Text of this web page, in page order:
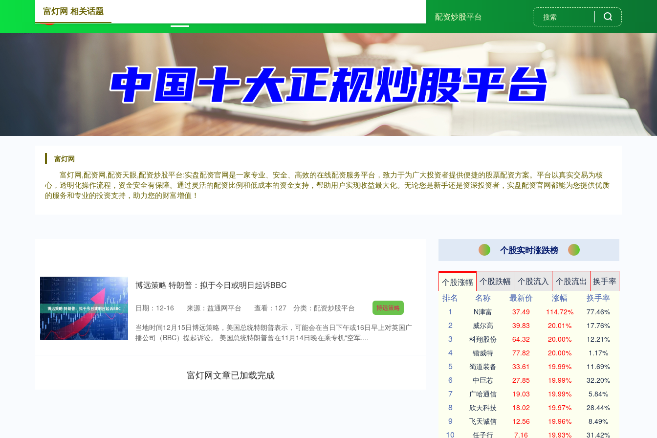
配资炒股平台
富灯网
富灯网,配资网,配资天眼,配资炒股平台:实盘配资官网是一家专业、安全、高效的在线配资服务平台，致力于为广大投资者提供便捷的股票配资方案。平台以真实交易为核
心，透明化操作流程，资金安全有保障。通过灵活的配资比例和低成本的资金支持，帮助用户实现收益最大化。无论您是新手还是资深投资者，实盘配资官网都能为您提供优质
的服务和专业的投资支持，助力您的财富增值！
富灯网 相关话题
博远策略 特朗普：拟于今日或明日起诉BBC
日期：12-16 来源：益通网平台 查看： 127 分类： 配资炒股平台 博远策略
当地时间12月15日博远策略，美国总统特朗普表示，可能会在当日下午或16日早上对英国广
播公司（BBC）提起诉讼。 美国总统特朗普曾在11月14日晚在乘专机“空军....
富灯网文章已加载完成
个股实时涨跌榜
个股涨幅 个股跌幅 个股流入 个股流出
换手率
排名
名称 最新价 涨幅
换手率
1
N津富 37.49 114.72% 77.46%
2 威尔高 39.83 20.01% 17.76%
3 科翔股份 64.32 20.00% 12.21%
4 锴威特 77.82 20.00% 1.17%
5 蜀道装备 33.61 19.99% 11.69%
6 中巨芯 27.85 19.99% 32.20%
7 广哈通信 19.03 19.99% 5.84%
8 欣天科技 18.02 19.97% 28.44%
9 飞天诚信 12.56 19.96% 8.49%
10 任子行 7.16 19.93% 31.42%